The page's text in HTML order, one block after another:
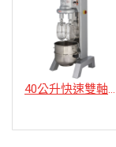
40公升快速雙軸式攪拌機